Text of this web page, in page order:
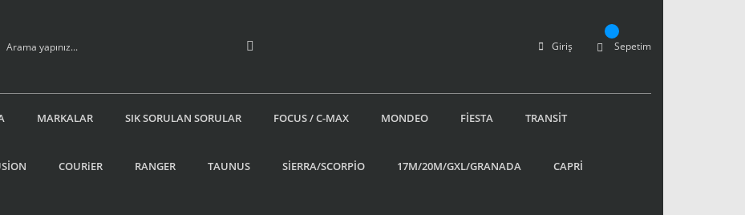
Giriş Sepetim
MARKALAR SIK SORULAN SORULAR FOCUS / C-MAX MONDEO FİESTA TRANSİT
COURiER RANGER TAUNUS SİERRA/SCORPİO 17M/20M/GXL/GRANADA CAPRİ